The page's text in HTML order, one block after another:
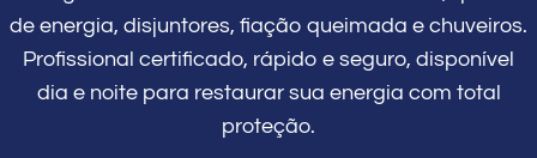
de energia, disjuntores, fiação queimada e chuveiros.
Profissional certificado, rápido e seguro, disponível
dia e noite para restaurar sua energia com total
proteção.